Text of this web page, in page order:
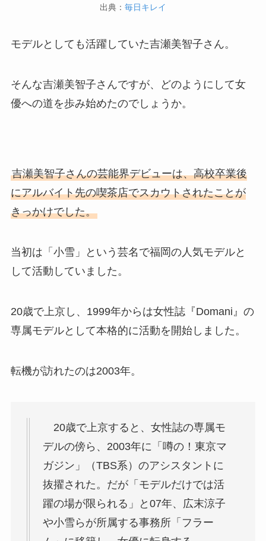
出典： 毎日キレイ
モデルとしても活躍していた吉瀬美智子さん。
そんな吉瀬美智子さんですが、どのようにして女
優への道を歩み始めたのでしょうか。
吉瀬美智子さんの芸能界デビューは、高校卒業後
にアルバイト先の喫茶店でスカウトされたことが
きっかけでした。
当初は「小雪」という芸名で福岡の人気モデルと
して活動していました。
20歳で上京し、1999年からは女性誌『Domani』の
専属モデルとして本格的に活動を開始しました。
転機が訪れたのは2003年。
20歳で上京すると、女性誌の専属モ
デルの傍ら、2003年に「噂の！東京マ
ガジン」（TBS系）のアシスタントに
抜擢された。だが「モデルだけでは活
躍の場が限られる」と07年、広末涼子
や小雪らが所属する事務所「フラー